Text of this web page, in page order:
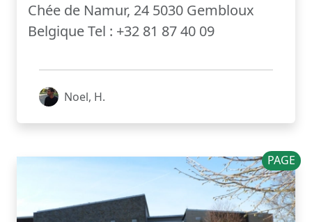
Chée de Namur, 24 5030 Gembloux
Belgique Tel : +32 81 87 40 09
Noel, H.
PAGE